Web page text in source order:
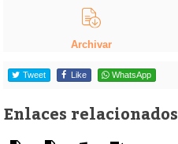
Archivar
Tweet Like WhatsApp
Enlaces relacionados